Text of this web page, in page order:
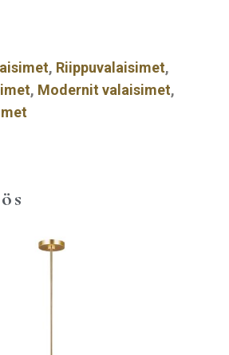
, Riippuvalaisimet,
, Modernit valaisimet,